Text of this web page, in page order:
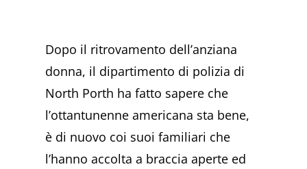
Dopo il ritrovamento dell’anziana
donna, il dipartimento di polizia di
North Porth ha fatto sapere che
l’ottantunenne americana sta bene,
è di nuovo coi suoi familiari che
l’hanno accolta a braccia aperte ed